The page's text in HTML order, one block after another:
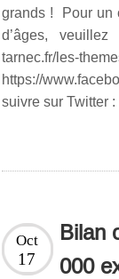
grands ! Pour un
d’âges,
tarnec.fr/les-
https://
suivre sur Twitter
Bilan
000
Oct
17